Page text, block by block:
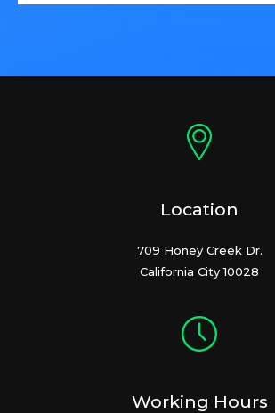
Location
709 Honey Creek Dr.
California City 10028
Working Hours